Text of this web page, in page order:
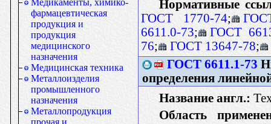
Медикаменты, химико-
фармацевтическая
продукция и
продукция
медицинского
назначения
Медицинская техника
Металлоизделия
промышленного
назначения
Металлопродукция
прочая и
Нормативные
ГОСТ 1770-74;
6611.0-73;
ГОСТ
76; ГОСТ 13647-78;
ГОСТ 6611.1-73
определения
Название англ.:
Область